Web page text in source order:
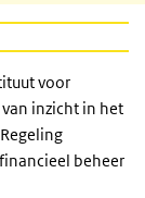
voor
inzicht in het
beheer